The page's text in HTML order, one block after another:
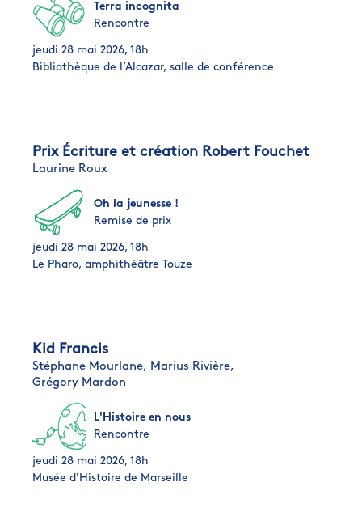
Terra incognita
Rencontre
jeudi 28 mai 2026, 18h
Bibliothèque de l’Alcazar, salle de conférence
Prix Écriture et création Robert Fouchet
Laurine Roux
Oh la jeunesse !
Remise de prix
jeudi 28 mai 2026, 18h
Le Pharo, amphithéâtre Touze
Kid Francis
Stéphane Mourlane, Marius Rivière,
Grégory Mardon
L'Histoire en nous
Rencontre
jeudi 28 mai 2026, 18h
Musée d'Histoire de Marseille